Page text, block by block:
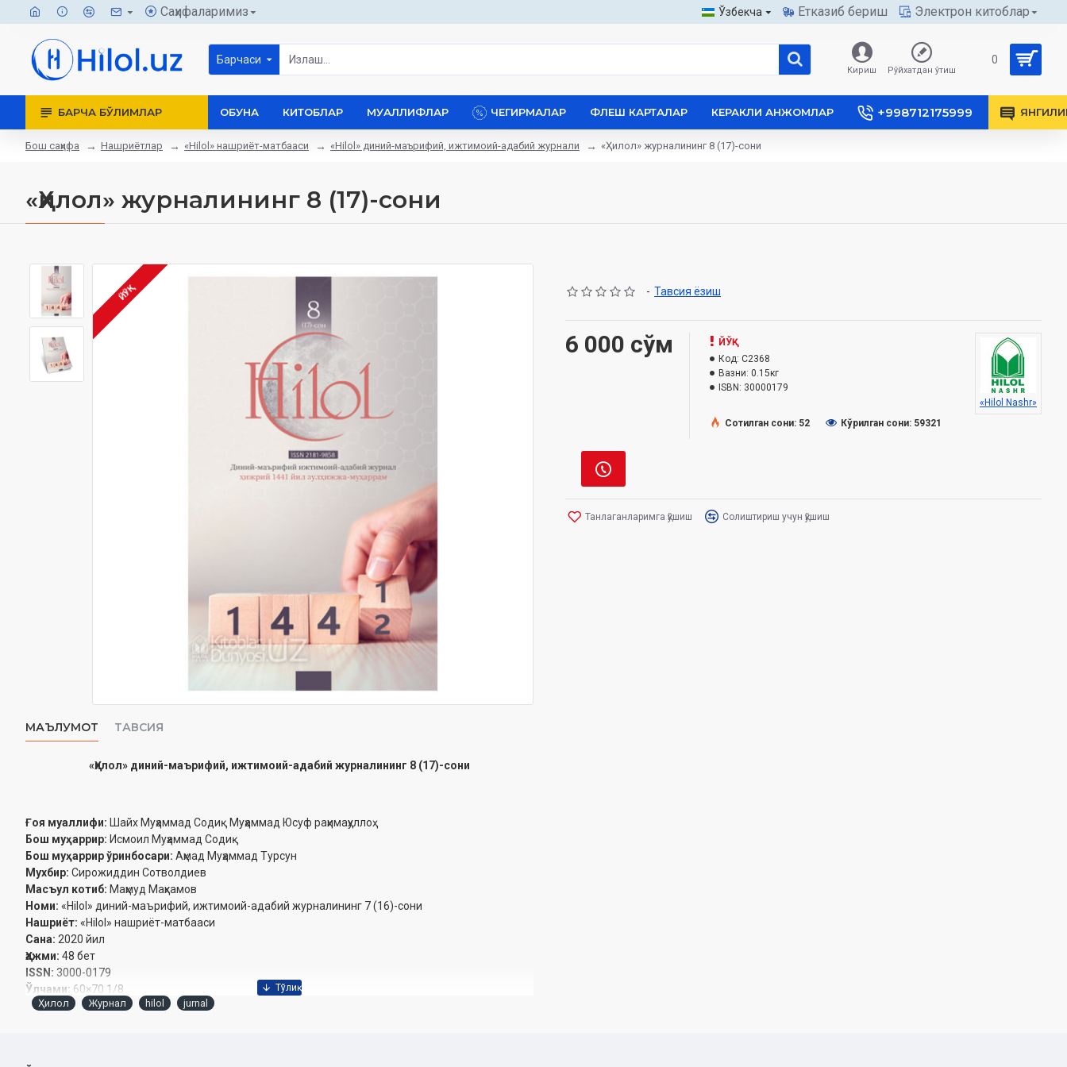
Саҳифаларимиз Ўзбекча Етказиб бериш Электрон китоблар
Барчаси
Кириш Рўйхатдан ўтиш
0
БАРЧА БЎЛИМЛАР ОБУНА КИТОБЛАР МУАЛЛИФЛАР ЧЕГИРМАЛАР ФЛЕШ КАРТАЛАР КЕРАКЛИ АНЖОМЛАР +998712175999
Бош саҳифа Нашриётлар «Hilol» нашриёт-матбааси «Hilol» диний-маърифий, ижтимоий-адабий журнали «Ҳилол» журналининг 8 (17)-сони
«Ҳилол» журналининг 8 (17)-сони
ЙЎҚ
МАЪЛУМОТ ТАВСИЯ
«Ҳилол» диний-маърифий, ижтимоий-адабий журналининг 8 (17)-сони
Ғоя муаллифи: Шайх Муҳаммад Содиқ Муҳаммад Юсуф раҳимаҳуллоҳ
Бош муҳаррир: Исмоил Муҳаммад Содиқ
Бош муҳаррир ўринбосари: Аҳмад Муҳаммад Турсун
Мухбир: Сирожиддин Сотволдиев
Масъул котиб: Маҳмуд Маҳкамов
‎Номи: «Hilol» диний-маърифий, ижтимоий-адабий журналининг 7 (16)-сони
Нашриёт: «Hilol» нашриёт-матбааси‎
Сана: 2020 йил
Ҳажми: 48 бет‎
ISSN: 3000-0179
Ўлчами: 60×70 1/8
Муқоваси: юмшоқ
- Тавсия ёзиш
6 000 сўм
ЙЎҚ
Код: C2368
Вазни: 0.15кг
ISBN: 30000179
«Hilol Nashr»
Сотилган сони: 52
Кўрилган сони: 59321
Танлаганларимга қўшиш Солиштириш учун қўшиш
Ҳилол Журнал hilol jurnal